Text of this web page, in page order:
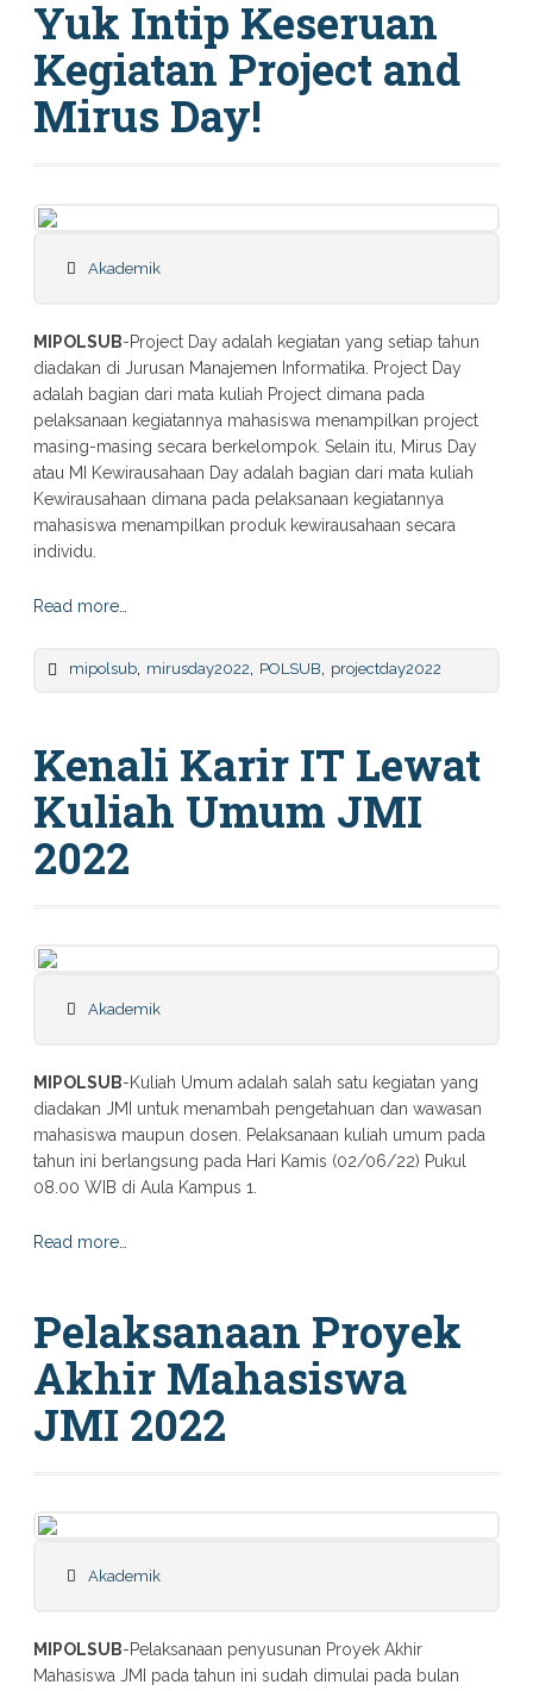
Yuk Intip Keseruan
Kegiatan Project and
Mirus Day!
Akademik
MIPOLSUB-Project Day adalah kegiatan yang setiap tahun
diadakan di Jurusan Manajemen Informatika. Project Day
adalah bagian dari mata kuliah Project dimana pada
pelaksanaan kegiatannya mahasiswa menampilkan project
masing-masing secara berkelompok. Selain itu, Mirus Day
atau MI Kewirausahaan Day adalah bagian dari mata kuliah
Kewirausahaan dimana pada pelaksanaan kegiatannya
mahasiswa menampilkan produk kewirausahaan secara
individu.
Read more…
mipolsub, mirusday2022 POLSUB projectday2022
Kenali Karir IT Lewat
Kuliah Umum JMI
2022
Akademik
MIPOLSUB-Kuliah Umum adalah salah satu kegiatan yang
diadakan JMI untuk menambah pengetahuan dan wawasan
mahasiswa maupun dosen. Pelaksanaan kuliah umum pada
tahun ini berlangsung pada Hari Kamis (02/06/22) Pukul
08.00 WIB di Aula Kampus 1.
Read more…
Pelaksanaan Proyek
Akhir Mahasiswa
JMI 2022
Akademik
MIPOLSUB-Pelaksanaan penyusunan Proyek Akhir
Mahasiswa JMI pada tahun ini sudah dimulai pada bulan